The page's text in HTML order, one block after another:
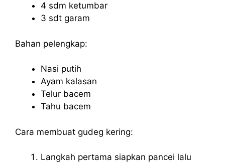
4 sdm ketumbar
3 sdt garam
Bahan pelengkap:
Nasi putih
Ayam kalasan
Telur bacem
Tahu bacem
Cara membuat gudeg kering:
Langkah pertama siapkan pancei lalu